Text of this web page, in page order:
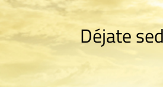
Déjate